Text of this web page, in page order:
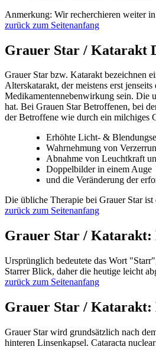
Anmerkung: Wir recherchieren weiter
zurück zum Seitenanfang
Grauer Star / Katarakt
Grauer Star bzw. Katarakt bezeichnen
Alterskatarakt, der meistens erst
Medikamentennebenwirkung sein. Die
hat. Bei Grauen Star Betroffenen, bei
der Betroffene wie durch ein milchiges
Erhöhte Licht- &
Wahrnehmung von
Abnahme von Leuchtkraft
Doppelbilder in einem Auge
und die Veränderung der
Die übliche Therapie bei Grauer Star
zurück zum Seitenanfang
Grauer Star / Katarakt:
Ursprünglich bedeutete das Wort
Starrer Blick, daher die heutige leicht
zurück zum Seitenanfang
Grauer Star / Katarakt:
Grauer Star wird grundsätzlich nach
hinteren Linsenkapsel. Cataracta